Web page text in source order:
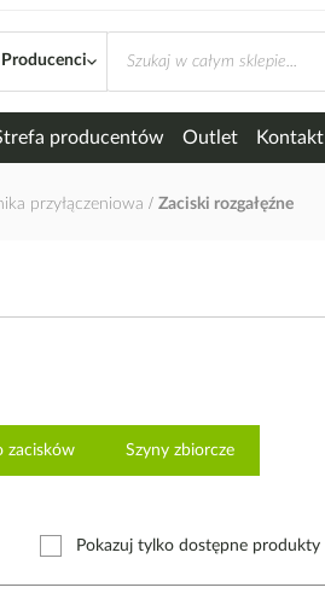
Producenci
producentów Outlet Kontakt
przyłączeniowa Zaciski rozgałęźne
zacisków Szyny zbiorcze
Pokazuj tylko dostępne produkty